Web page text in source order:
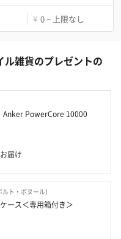
¥ 0 ~ 上限なし
雑貨のプレゼントの
Anker PowerCore 10000
お届け
ト・ボヌール）
ース＜専用箱付き＞